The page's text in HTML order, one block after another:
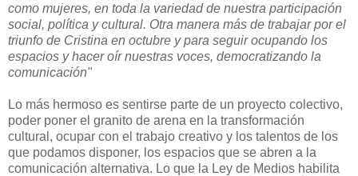
como mujeres, en toda la variedad de nuestra participación
social, política y cultural. Otra manera más de trabajar por el
triunfo de Cristina en octubre y para seguir ocupando los
espacios y hacer oír nuestras voces, democratizando la
comunicación"
Lo más hermoso es sentirse parte de un proyecto colectivo,
poder poner el granito de arena en la transformación
cultural, ocupar con el trabajo creativo y los talentos de los
que podamos disponer, los espacios que se abren a la
comunicación alternativa. Lo que la Ley de Medios habilita